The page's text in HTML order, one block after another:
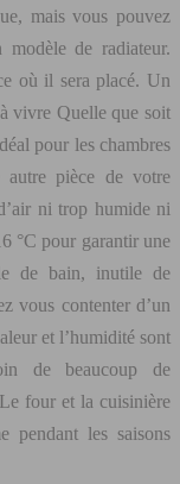
mais vous pouvez
de radiateur.
où il sera placé. Un
vivre Quelle que soit
pour les chambres
autre pièce de votre
ni trop humide ni
°C pour garantir une
de bain, inutile de
vous contenter d’un
et l’humidité sont
de beaucoup de
four et la cuisinière
pendant les saisons